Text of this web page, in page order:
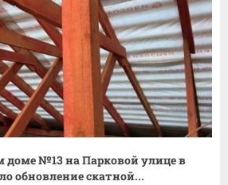
доме №13 на Парковой улице в
обновление скатной...